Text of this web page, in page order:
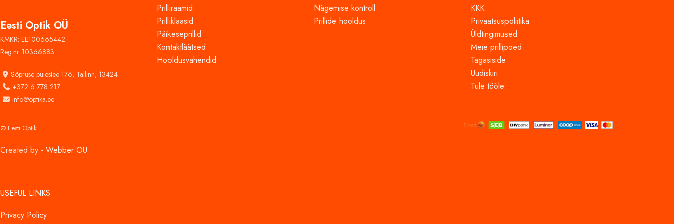
Eesti Optik OÜ
KMKR: EE100665442
Reg.nr.:10366883
Sõpruse puiestee 176, Tallinn, 13424
+372 6 778 217
info@optika.ee
Prilliraamid
Prilliklaasid
Päikeseprillid
Kontaktläätsed
Hooldusvahendid
Nägemise kontroll
Prillide hooldus
KKK
Privaatsuspoliitika
Üldtingimused
Meie prillipoed
Tagasiside
Uudiskiri
Tule tööle
© Eesti Optik
Created by - Webber OU
USEFUL LINKS
Privacy Policy